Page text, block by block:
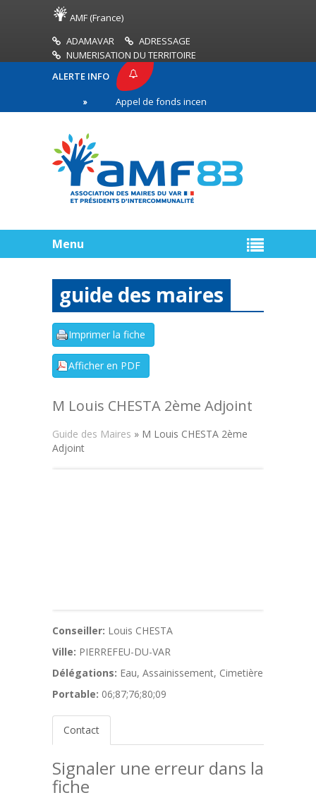
AMF (France)
ADAMAVAR
ADRESSAGE
NUMERISATION DU TERRITOIRE
ALERTE INFO
Appel de fonds incendies de forêt
ligne
Menu
guide des maires
M Louis CHESTA 2ème Adjoint
Guide des Maires » M Louis CHESTA 2ème
Adjoint
Conseiller: Louis CHESTA
Ville: PIERREFEU-DU-VAR
Délégations: Eau, Assainissement, Cimetière
Portable: 06;87;76;80;09
Contact
Signaler une erreur dans la
fiche